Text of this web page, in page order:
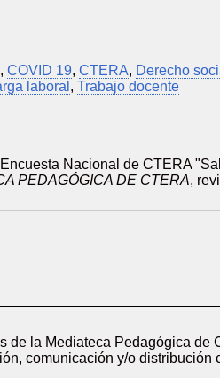
,COVID 19,CTERA, Derecho
laboral ,Trabajo docente
Nacional de CTERA
PEDAGÓGICA DE CTERA,
la Mediateca Pedagógica
comunicación y/o